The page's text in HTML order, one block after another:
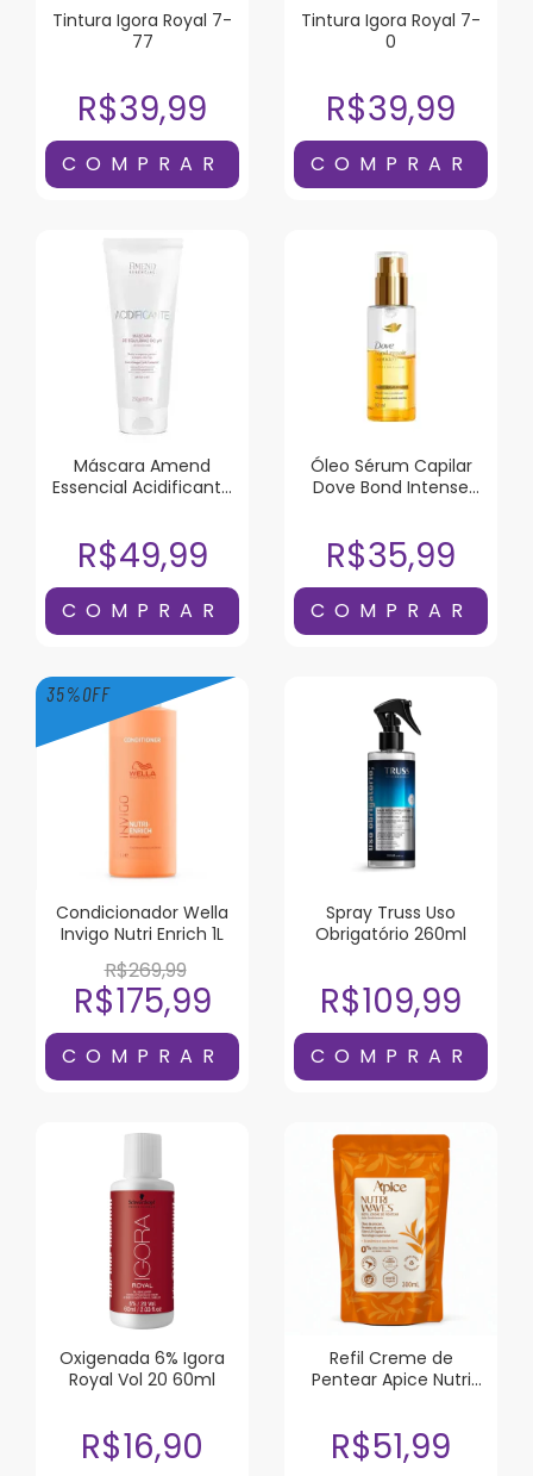
Tintura Igora Royal 7-
77
R$39,99
Tintura Igora Royal 7-
0
R$39,99
Máscara Amend
Essencial Acidificante
R$49,99
Óleo Sérum Capilar
Dove Bond Intense
R$35,99
35%OFF
Condicionador Wella
Invigo Nutri Enrich 1L
R$269,99
R$175,99
Spray Truss Uso
Obrigatório 260ml
R$109,99
Oxigenada 6% Igora
Royal Vol 20 60ml
R$16,90
Refil Creme de
Pentear Apice Nutri
R$51,99